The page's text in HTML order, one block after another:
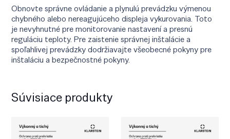
Obnovte správne ovládanie a plynulú prevádzku výmenou
chybného alebo nereagujúceho displeja vykurovania. Toto
je nevyhnutné pre monitorovanie nastavení a presnú
reguláciu teploty. Pre zaistenie správnej inštalácie a
spoľahlivej prevádzky dodržiavajte všeobecné pokyny pre
inštaláciu a bezpečnostné pokyny.
Súvisiace produkty